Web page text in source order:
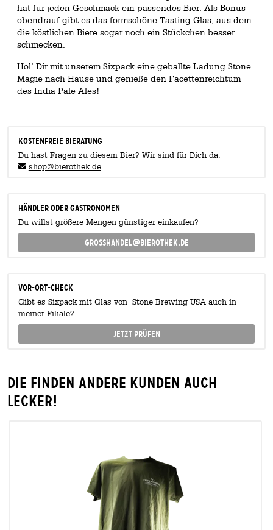
hat für jeden Geschmack ein passendes Bier. Als Bonus
obendrauf gibt es das formschöne Tasting Glas, aus dem
die köstlichen Biere sogar noch ein Stückchen besser
schmecken.
Hol’ Dir mit unserem Sixpack eine geballte Ladung Stone
Magie nach Hause und genieße den Facettenreichtum
des India Pale Ales!
KOSTENFREIE BIERATUNG
Du hast Fragen zu diesem Bier? Wir sind für Dich da.
shop@bierothek.de
Händler oder Gastronomen
Du willst größere Mengen günstiger einkaufen?
grosshandel@bierothek.de
Vor-Ort-Check
Gibt es Sixpack mit Glas von Stone Brewing USA auch in
meiner Filiale?
Jetzt prüfen
Die finden andere Kunden auch
lecker!